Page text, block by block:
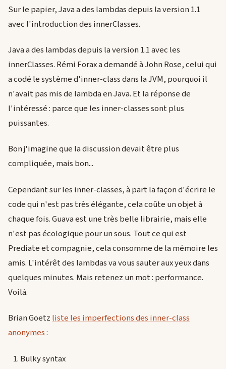
Sur le papier, Java a des lambdas depuis la version 1.1
avec l'introduction des innerClasses.
Java a des lambdas depuis la version 1.1 avec les
innerClasses. Rémi Forax a demandé à John Rose, celui qui
a codé le système d'inner-class dans la JVM, pourquoi il
n'avait pas mis de lambda en Java. Et la réponse de
l'intéressé : parce que les inner-classes sont plus
puissantes.
Bon j'imagine que la discussion devait être plus
compliquée, mais bon...
Cependant sur les inner-classes, à part la façon d'écrire le
code qui n'est pas très élégante, cela coûte un objet à
chaque fois. Guava est une très belle librairie, mais elle
n'est pas écologique pour un sous. Tout ce qui est
Prediate et compagnie, cela consomme de la mémoire les
amis. L'intérêt des lambdas va vous sauter aux yeux dans
quelques minutes. Mais retenez un mot : performance.
Voilà.
Brian Goetzliste les imperfections des inner-class
anonymes:
Bulky syntax